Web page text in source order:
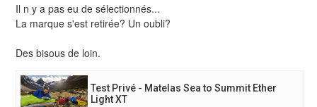
Il n y a pas eu de sélectionnés...
La marque s'est retirée? Un oubli?
Des bisous de loin.
Test Privé - Matelas Sea to Summit Ether
Light XT